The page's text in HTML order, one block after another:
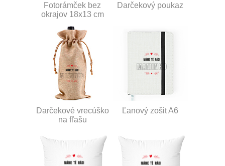
Fotorámček bez
okrajov 18x13 cm
Darčekový poukaz
Darčekové vrecúško
na fľašu
Ľanový zošit A6